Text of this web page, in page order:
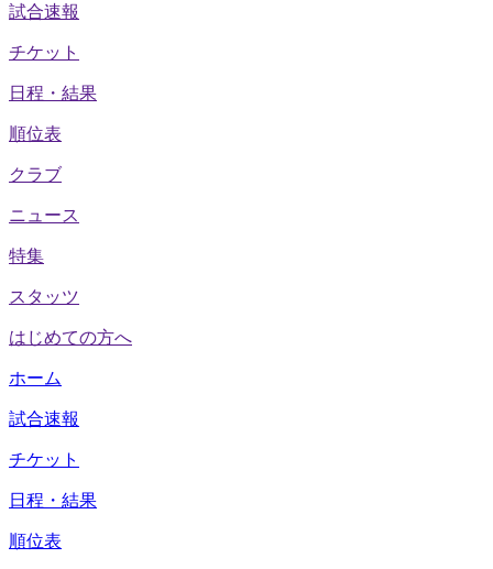
試合速報
チケット
日程・結果
順位表
クラブ
ニュース
特集
スタッツ
はじめての方へ
ホーム
試合速報
チケット
日程・結果
順位表